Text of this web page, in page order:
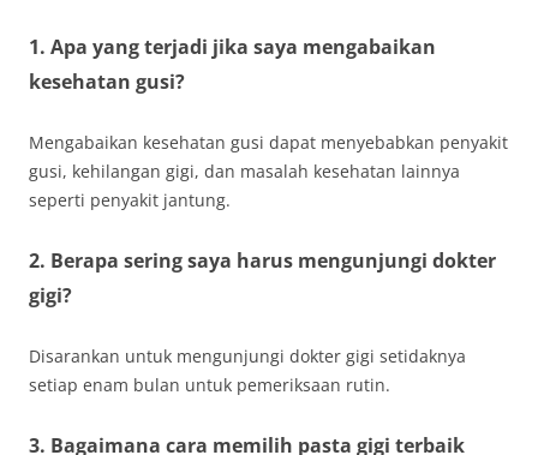
1. Apa yang terjadi jika saya mengabaikan
kesehatan gusi?
Mengabaikan kesehatan gusi dapat menyebabkan penyakit
gusi, kehilangan gigi, dan masalah kesehatan lainnya
seperti penyakit jantung.
2. Berapa sering saya harus mengunjungi dokter
gigi?
Disarankan untuk mengunjungi dokter gigi setidaknya
setiap enam bulan untuk pemeriksaan rutin.
3. Bagaimana cara memilih pasta gigi terbaik